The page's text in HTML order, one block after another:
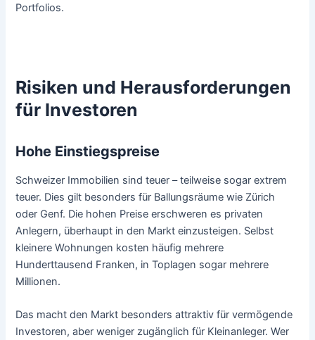
Portfolios.
Risiken und Herausforderungen
für Investoren
Hohe Einstiegspreise
Schweizer Immobilien sind teuer – teilweise sogar extrem
teuer. Dies gilt besonders für Ballungsräume wie Zürich
oder Genf. Die hohen Preise erschweren es privaten
Anlegern, überhaupt in den Markt einzusteigen. Selbst
kleinere Wohnungen kosten häufig mehrere
Hunderttausend Franken, in Toplagen sogar mehrere
Millionen.
Das macht den Markt besonders attraktiv für vermögende
Investoren, aber weniger zugänglich für Kleinanleger. Wer